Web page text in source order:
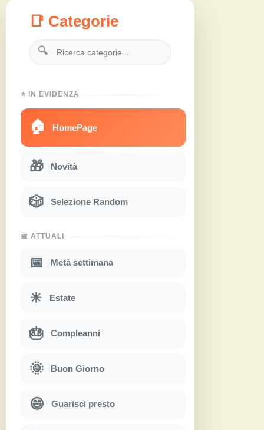
📑 Categorie
🔍
⭐ IN EVIDENZA
🏠 HomePage
🎁 Novità
🎲 Selezione Random
📅 ATTUALI
📅 Metà settimana
☀ Estate
🎂 Compleanni
🌞 Buon Giorno
😄 Guarisci presto